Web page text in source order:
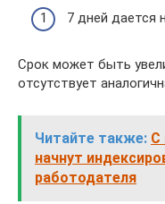
7 дней дается
Срок может быть
отсутствует
Читайте также: C
начнут
работодателя